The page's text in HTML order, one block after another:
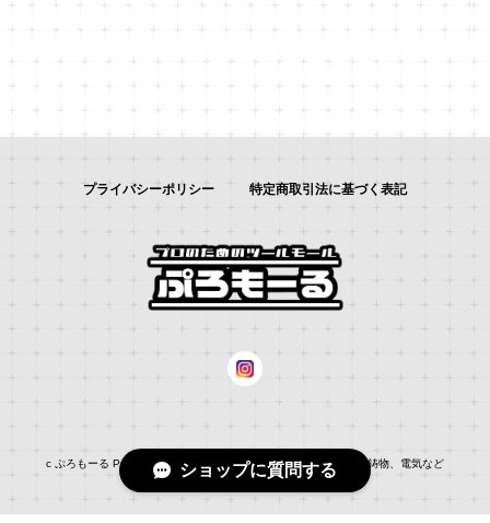
プライバシーポリシー 特定商取引法に基づく表記
c ぷろもーる ProMALL：総合通販サイト：：自動車補修、建築、鋳物、電気など
ショップに質問する